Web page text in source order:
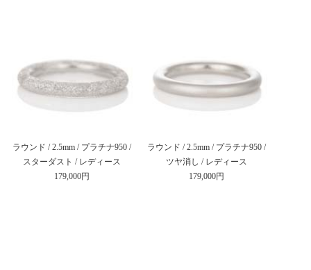
ラウンド / 2.5mm / プラチナ950 /
スターダスト / レディース
179,000円
ラウンド / 2.5mm / プラチナ950 /
ツヤ消し / レディース
179,000円